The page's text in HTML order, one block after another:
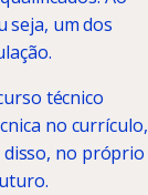
seja, um dos
técnico
no currículo,
disso, no próprio